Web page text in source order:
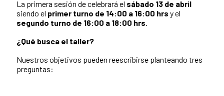
La primera sesión de celebrará el sábado 13 de abril
siendo el primer turno de 14:00 a 16:00 hrs y el
segundo turno de 16:00 a 18:00 hrs.
¿Qué busca el taller?
Nuestros objetivos pueden reescribirse planteando tres
preguntas: